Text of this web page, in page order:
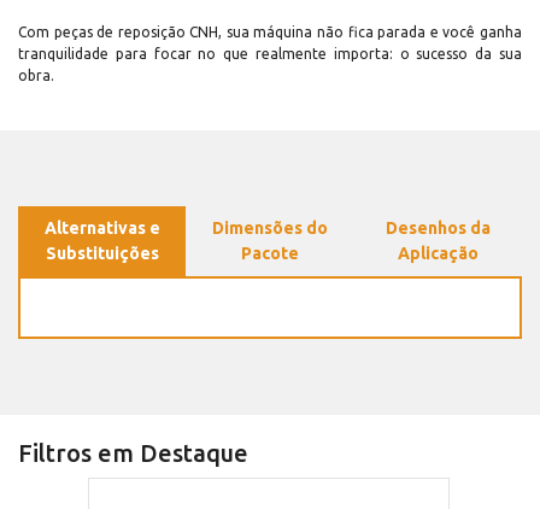
Com peças de reposição CNH, sua máquina não fica parada e você ganha
tranquilidade para focar no que realmente importa: o sucesso da sua
obra.
Alternativas e
Substituições
Dimensões do
Pacote
Desenhos da
Aplicação
Filtros em Destaque